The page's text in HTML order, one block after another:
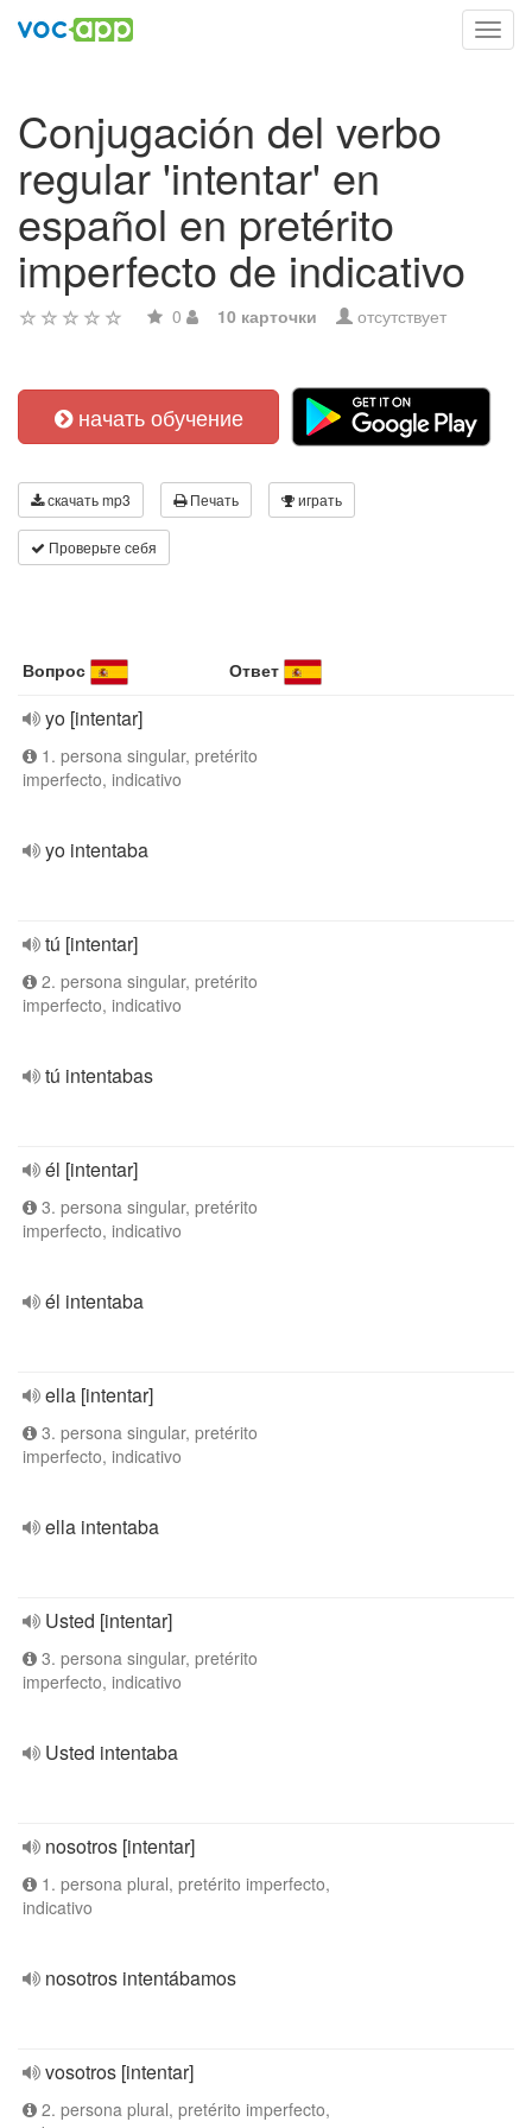
Conjugación del verbo
regular 'intentar' en
español en pretérito
imperfecto de indicativo
0 10 карточки отсутствует
начать обучение
скачать mp3 Печать играть
Проверьте себя
Вопрос Ответ
yo [intentar]
1. persona singular, pretérito
imperfecto, indicativo
yo intentaba
tú [intentar]
2. persona singular, pretérito
imperfecto, indicativo
tú intentabas
él [intentar]
3. persona singular, pretérito
imperfecto, indicativo
él intentaba
ella [intentar]
3. persona singular, pretérito
imperfecto, indicativo
ella intentaba
Usted [intentar]
3. persona singular, pretérito
imperfecto, indicativo
Usted intentaba
nosotros [intentar]
1. persona plural, pretérito imperfecto,
indicativo
nosotros intentábamos
vosotros [intentar]
2. persona plural, pretérito imperfecto,